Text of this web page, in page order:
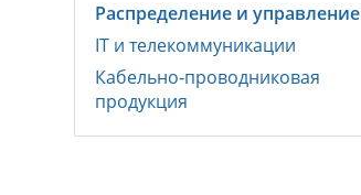
Распределение и управление
IT и телекоммуникации
Кабельно-проводниковая
продукция